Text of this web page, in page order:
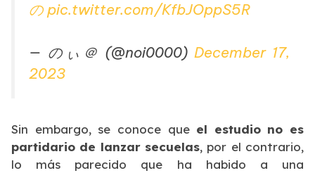
の pic.twitter.com/KfbJOppS5R
— のぃ＠ (@noi0000) December 17,
2023
Sin embargo, se conoce que el estudio no es
partidario de lanzar secuelas, por el contrario,
lo más parecido que ha habido a una